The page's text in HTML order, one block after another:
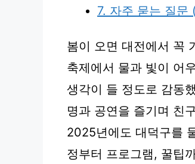
7. 자주 묻는 질문
봄이 오면 대전에서 꼭
축제에서 물과 빛이 어
생각이 들 정도로 감동
명과 공연을 즐기며 친
2025년에도 대덕구를
정부터 프로그램, 꿀팁